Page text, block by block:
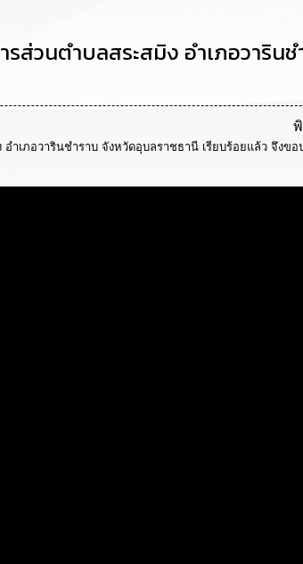
วนตำบลสระสมิง อำเภอวารินช
ำเภอวารินชำราบ จังหวัดอุบลราชธานี เรียบร้อยแล้ว จึงข